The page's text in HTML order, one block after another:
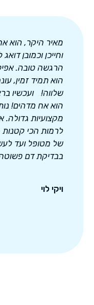
מאיר היקר, הוא
וחייכן וכמובן
הרגשה טובה.
הוא תמיד זמין,
שלווה! ועכשיו
הוא אח מדהים!
מקצועיות גדולה.
לרמות הכי
של מטופל ועד
בבדיקת דם
ויקי לוי